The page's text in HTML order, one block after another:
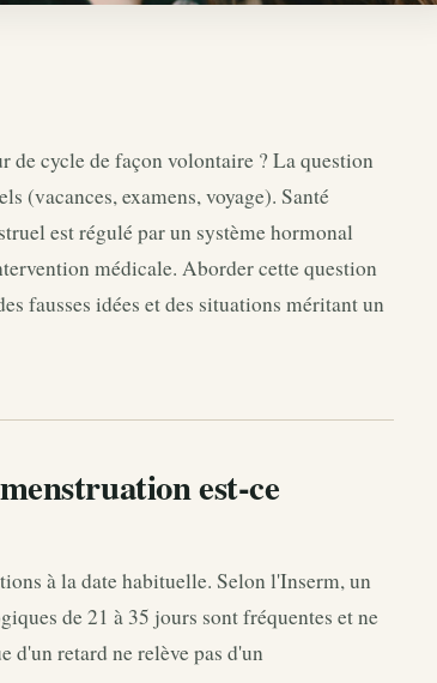
de cycle de façon volontaire ? La question
(vacances, examens, voyage). Santé
est régulé par un système hormonal
médicale. Aborder cette question
fausses idées et des situations méritant un
est-ce
à la date habituelle. Selon l'Inserm, un
de 21 à 35 jours sont fréquentes et ne
d'un retard ne relève pas d'un